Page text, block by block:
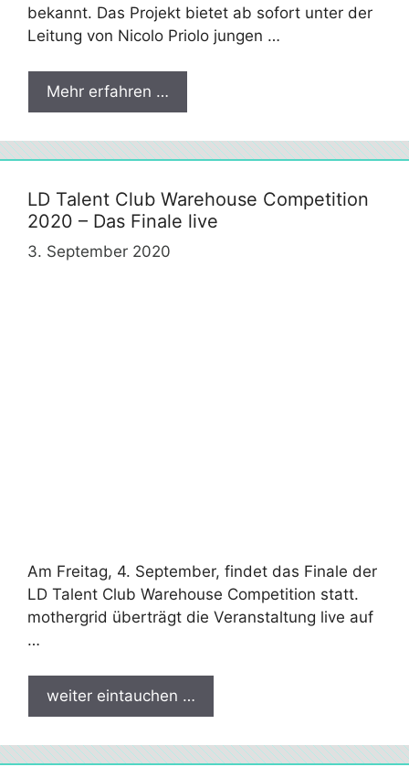
bekannt. Das Projekt bietet ab sofort unter der
Leitung von Nicolo Priolo jungen …
Mehr erfahren …
LD Talent Club Warehouse Competition
2020 – Das Finale live
3. September 2020
Am Freitag, 4. September, findet das Finale der
LD Talent Club Warehouse Competition statt.
mothergrid überträgt die Veranstaltung live auf
…
weiter eintauchen …